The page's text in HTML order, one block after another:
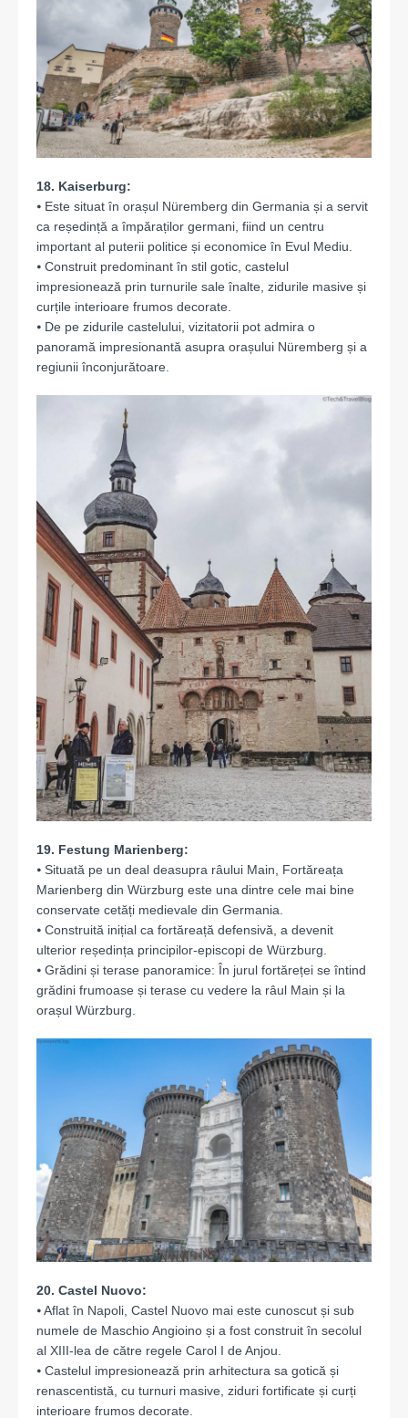
18. Kaiserburg:
⦁ Este situat în orașul Nüremberg din Germania și a servit
ca reședință a împăraților germani, fiind un centru
important al puterii politice și economice în Evul Mediu.
⦁ Construit predominant în stil gotic, castelul
impresionează prin turnurile sale înalte, zidurile masive și
curțile interioare frumos decorate.
⦁ De pe zidurile castelului, vizitatorii pot admira o
panoramă impresionantă asupra orașului Nüremberg și a
regiunii înconjurătoare.
19. Festung Marienberg:
⦁ Situată pe un deal deasupra râului Main, Fortăreața
Marienberg din Würzburg este una dintre cele mai bine
conservate cetăți medievale din Germania.
⦁ Construită inițial ca fortăreață defensivă, a devenit
ulterior reședința principilor-episcopi de Würzburg.
⦁ Grădini și terase panoramice: În jurul fortăreței se întind
grădini frumoase și terase cu vedere la râul Main și la
orașul Würzburg.
20. Castel Nuovo:
⦁ Aflat în Napoli, Castel Nuovo mai este cunoscut și sub
numele de Maschio Angioino și a fost construit în secolul
al XIII-lea de către regele Carol I de Anjou.
⦁ Castelul impresionează prin arhitectura sa gotică și
renascentistă, cu turnuri masive, ziduri fortificate și curți
interioare frumos decorate.